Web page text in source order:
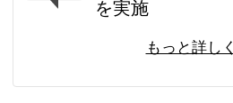
を実施
もっと詳しく